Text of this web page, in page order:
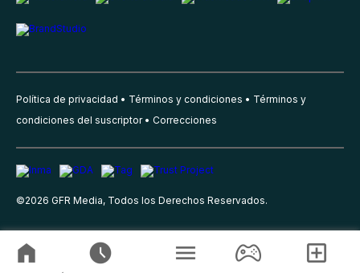
Política de privacidad Términos y condiciones
Términos y
condiciones del suscriptor
Correcciones
©2026 GFR Media, Todos los Derechos Reservados.